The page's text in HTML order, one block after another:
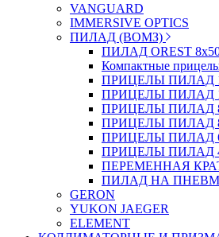
VANGUARD
IMMERSIVE OPTICS
ПИЛАД (ВОМЗ)
ПИЛАД OREST
Компактные
ПРИЦЕЛЫ ПИЛАД
ПРИЦЕЛЫ ПИЛАД
ПРИЦЕЛЫ ПИЛАД
ПРИЦЕЛЫ ПИЛАД
ПРИЦЕЛЫ ПИЛАД
ПРИЦЕЛЫ ПИЛАД
ПЕРЕМЕННАЯ
ПИЛАД НА
GERON
YUKON JAEGER
ELEMENT